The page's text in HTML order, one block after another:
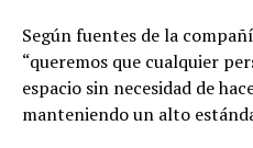
Según fuentes de la
“queremos que cualquier
espacio sin necesidad de
manteniendo un alto